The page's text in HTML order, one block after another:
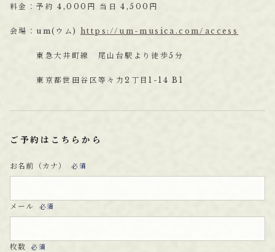
料金：予約 4,000円 当日 4,500円
会場：um(ウム) https://um-musica.com/access
東急大井町線 尾山台駅より徒歩5分
東京都世田谷区等々力2丁目1-14 B1
ご予約はこちらから
お名前（カナ） 必須
メール 必須
枚数 必須